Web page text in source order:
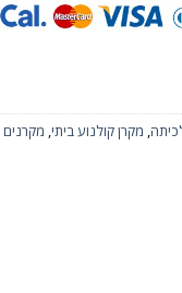
, מקרן קולנוע ביתי, מקרנים EPSON